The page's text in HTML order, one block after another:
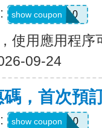
APP10
show coupon
使用應用程序
09-24
，首次預
WELCOME10
show coupon